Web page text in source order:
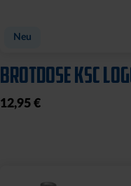
Neu
BROTDOSE KSC
12,95 €